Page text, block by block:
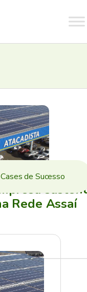
Rede Assaí
Cases de Sucesso